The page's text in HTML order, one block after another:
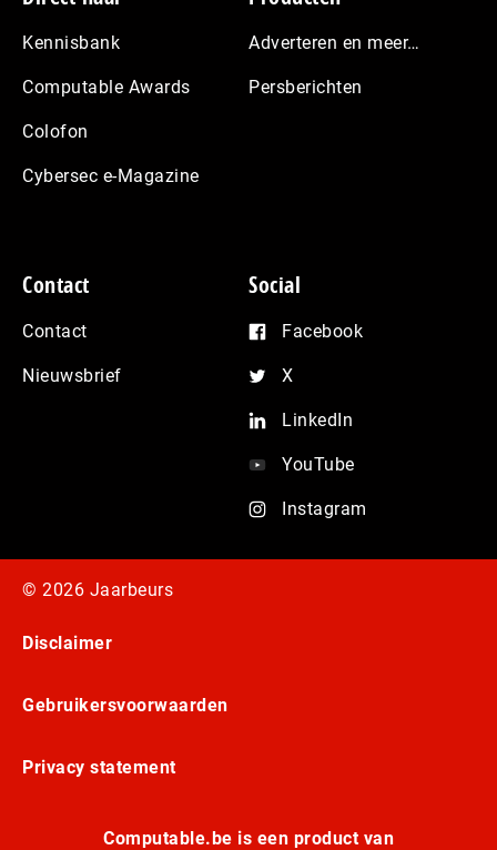
Kennisbank
Computable Awards
Colofon
Cybersec e-Magazine
Adverteren en meer…
Persberichten
Contact
Contact
Nieuwsbrief
Social
Facebook
X
LinkedIn
YouTube
Instagram
© 2026 Jaarbeurs
Disclaimer
Gebruikersvoorwaarden
Privacy statement
Computable.be is een product van